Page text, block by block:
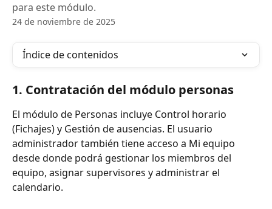
para este módulo.
24 de noviembre de 2025
Índice de contenidos
1. Contratación del módulo personas
El módulo de Personas incluye Control horario
(Fichajes) y Gestión de ausencias. El usuario
administrador también tiene acceso a Mi equipo
desde donde podrá gestionar los miembros del
equipo, asignar supervisores y administrar el
calendario.